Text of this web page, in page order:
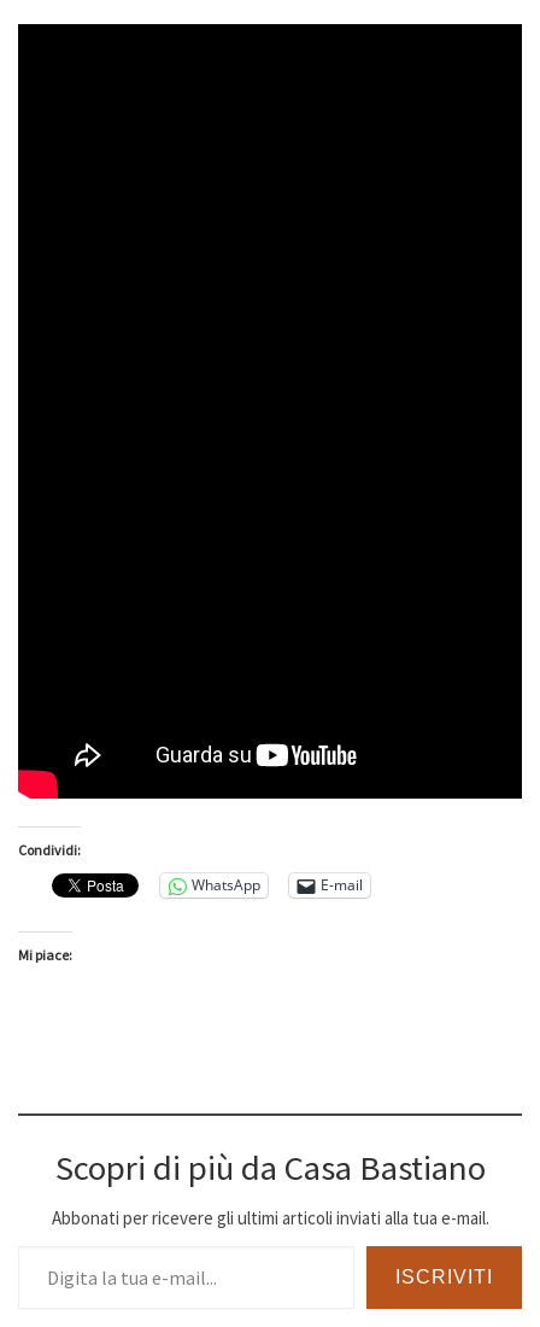
Condividi:
WhatsApp E-mail
Mi piace:
Scopri di più da Casa Bastiano
Abbonati per ricevere gli ultimi articoli inviati alla tua e-mail.
ISCRIVITI